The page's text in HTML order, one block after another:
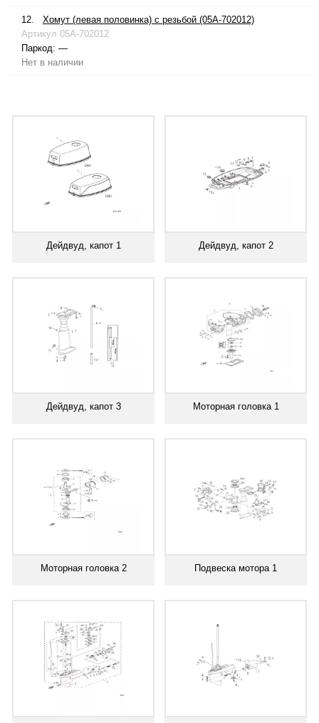
12.
Хомут (левая половинка) с резьбой (05A-702012)
Артикул 05A-702012
Паркод: —
Нет в наличии
Дейдвуд, капот 1 Дейдвуд, капот 2
Дейдвуд, капот 3 Моторная головка 1
Моторная головка 2 Подвеска мотора 1